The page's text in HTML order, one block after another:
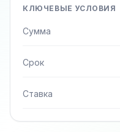
КЛЮЧЕВЫЕ УСЛОВИЯ
Сумма
Срок
Ставка